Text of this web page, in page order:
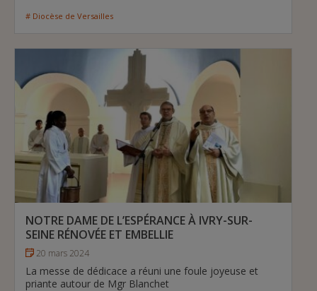
# Diocèse de Versailles
NOTRE DAME DE L’ESPÉRANCE À IVRY-SUR-
SEINE RÉNOVÉE ET EMBELLIE
20 mars 2024
La messe de dédicace a réuni une foule joyeuse et
priante autour de Mgr Blanchet